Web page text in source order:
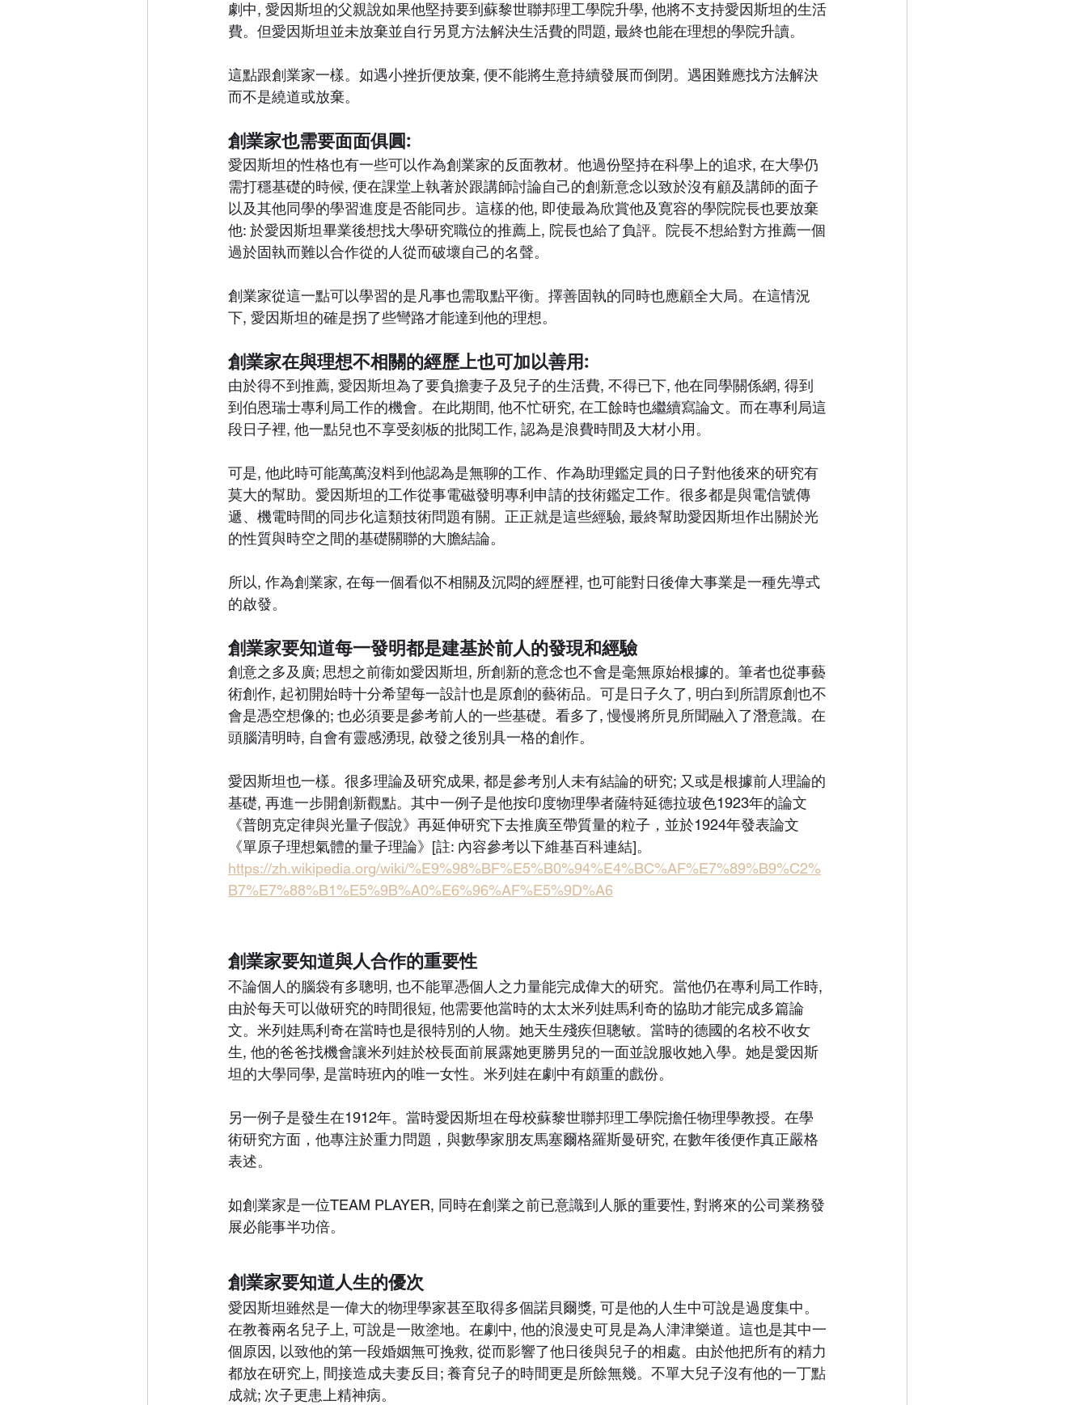
劇中, 愛因斯坦的父親說如果他堅持要到蘇黎世聯邦理工學院升學, 他將不支持愛因斯坦的生活
費。但愛因斯坦並未放棄並自行另覓方法解決生活費的問題, 最終也能在理想的學院升讀。
這點跟創業家一樣。如遇小挫折便放棄, 便不能將生意持續發展而倒閉。遇困難應找方法解決
而不是繞道或放棄。
創業家也需要面面俱圓:
愛因斯坦的性格也有一些可以作為創業家的反面教材。他過份堅持在科學上的追求, 在大學仍
需打穩基礎的時候, 便在課堂上執著於跟講師討論自己的創新意念以致於沒有顧及講師的面子
以及其他同學的學習進度是否能同步。這樣的他, 即使最為欣賞他及寛容的學院院長也要放棄
他: 於愛因斯坦畢業後想找大學研究職位的推薦上, 院長也給了負評。院長不想給對方推薦一個
過於固執而難以合作從的人從而破壞自己的名聲。
創業家從這一點可以學習的是凡事也需取點平衡。擇善固執的同時也應顧全大局。在這情況
下, 愛因斯坦的確是拐了些彎路才能達到他的理想。
創業家在與理想不相關的經歷上也可加以善用:
由於得不到推薦, 愛因斯坦為了要負擔妻子及兒子的生活費, 不得已下, 他在同學關係網, 得到
到伯恩瑞士專利局工作的機會。在此期間, 他不忙研究, 在工餘時也繼續寫論文。而在專利局這
段日子裡, 他一點兒也不享受刻板的批閱工作, 認為是浪費時間及大材小用。
可是, 他此時可能萬萬沒料到他認為是無聊的工作、作為助理鑑定員的日子對他後來的研究有
莫大的幫助。愛因斯坦的工作從事電磁發明專利申請的技術鑑定工作。很多都是與電信號傳
遞、機電時間的同步化這類技術問題有關。正正就是這些經驗, 最終幫助愛因斯坦作出關於光
的性質與時空之間的基礎關聯的大膽結論。
所以, 作為創業家, 在每一個看似不相關及沉悶的經歷裡, 也可能對日後偉大事業是一種先導式
的啟發。
創業家要知道每一發明都是建基於前人的發現和經驗
創意之多及廣; 思想之前衞如愛因斯坦, 所創新的意念也不會是毫無原始根據的。筆者也從事藝
術創作, 起初開始時十分希望每一設計也是原創的藝術品。可是日子久了, 明白到所謂原創也不
會是憑空想像的; 也必須要是參考前人的一些基礎。看多了, 慢慢將所見所聞融入了潛意識。在
頭腦清明時, 自會有靈感湧現, 啟發之後別具一格的創作。
愛因斯坦也一樣。很多理論及研究成果, 都是參考別人未有結論的研究; 又或是根據前人理論的
基礎, 再進一步開創新觀點。其中一例子是他按印度物理學者薩特延德拉玻色1923年的論文
《普朗克定律與光量子假說》再延伸研究下去推廣至帶質量的粒子，並於1924年發表論文
《單原子理想氣體的量子理論》[註: 內容參考以下維基百科連結]。
https://zh.wikipedia.org/wiki/%E9%98%BF%E5%B0%94%E4%BC%AF%E7%89%B9%C2%
B7%E7%88%B1%E5%9B%A0%E6%96%AF%E5%9D%A6
創業家要知道與人合作的重要性
不論個人的腦袋有多聰明, 也不能單憑個人之力量能完成偉大的研究。當他仍在專利局工作時,
由於每天可以做研究的時間很短, 他需要他當時的太太米列娃馬利奇的協助才能完成多篇論
文。米列娃馬利奇在當時也是很特別的人物。她天生殘疾但聰敏。當時的德國的名校不收女
生, 他的爸爸找機會讓米列娃於校長面前展露她更勝男兒的一面並說服收她入學。她是愛因斯
坦的大學同學, 是當時班內的唯一女性。米列娃在劇中有頗重的戲份。
另一例子是發生在1912年。當時愛因斯坦在母校蘇黎世聯邦理工學院擔任物理學教授。在學
術研究方面，他專注於重力問題，與數學家朋友馬塞爾格羅斯曼研究, 在數年後便作真正嚴格
表述。
如創業家是一位TEAM PLAYER, 同時在創業之前已意識到人脈的重要性, 對將來的公司業務發
展必能事半功倍。
創業家要知道人生的優次
愛因斯坦雖然是一偉大的物理學家甚至取得多個諾貝爾獎, 可是他的人生中可說是過度集中。
在教養兩名兒子上, 可說是一敗塗地。在劇中, 他的浪漫史可見是為人津津樂道。這也是其中一
個原因, 以致他的第一段婚姻無可挽救, 從而影響了他日後與兒子的相處。由於他把所有的精力
都放在研究上, 間接造成夫妻反目; 養育兒子的時間更是所餘無幾。不單大兒子沒有他的一丁點
成就; 次子更患上精神病。